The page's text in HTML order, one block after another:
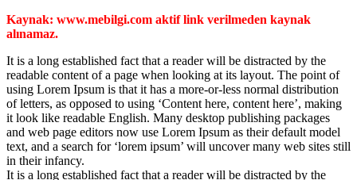
Kaynak: www.mebilgi.com aktif link verilmeden kaynak
alınamaz.
It is a long established fact that a reader will be distracted by the
readable content of a page when looking at its layout. The point of
using Lorem Ipsum is that it has a more-or-less normal distribution
of letters, as opposed to using ‘Content here, content here’, making
it look like readable English. Many desktop publishing packages
and web page editors now use Lorem Ipsum as their default model
text, and a search for ‘lorem ipsum’ will uncover many web sites still
in their infancy.
It is a long established fact that a reader will be distracted by the